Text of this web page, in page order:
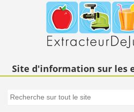
Site d'information sur les